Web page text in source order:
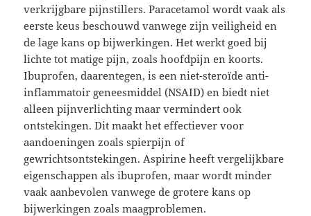
verkrijgbare pijnstillers. Paracetamol wordt vaak als
eerste keus beschouwd vanwege zijn veiligheid en
de lage kans op bijwerkingen. Het werkt goed bij
lichte tot matige pijn, zoals hoofdpijn en koorts.
Ibuprofen, daarentegen, is een niet-steroïde anti-
inflammatoir geneesmiddel (NSAID) en biedt niet
alleen pijnverlichting maar vermindert ook
ontstekingen. Dit maakt het effectiever voor
aandoeningen zoals spierpijn of
gewrichtsontstekingen. Aspirine heeft vergelijkbare
eigenschappen als ibuprofen, maar wordt minder
vaak aanbevolen vanwege de grotere kans op
bijwerkingen zoals maagproblemen.